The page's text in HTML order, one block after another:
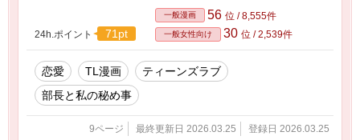
24h.ポイント 71pt
一般漫画 56 位 / 8,555件
一般女性向け 30 位 / 2,539件
恋愛 TL漫画
ティーンズラブ
部長と私の秘め事
9ページ 最終更新日 2026.03.25 登録日 2026.03.25